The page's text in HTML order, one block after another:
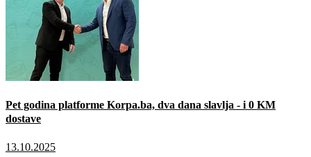
Pet godina platforme Korpa.ba, dva dana slavlja - i 0 KM
dostave
13.10.2025